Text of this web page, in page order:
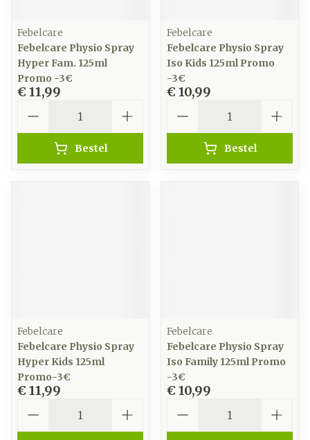
Febelcare
Febelcare Physio Spray
Hyper Fam. 125ml
Promo -3€
€ 11,99
Bestel
Febelcare
Febelcare Physio Spray
Iso Kids 125ml Promo
-3€
€ 10,99
Bestel
Febelcare
Febelcare Physio Spray
Hyper Kids 125ml
Promo-3€
€ 11,99
Febelcare
Febelcare Physio Spray
Iso Family 125ml Promo
-3€
€ 10,99